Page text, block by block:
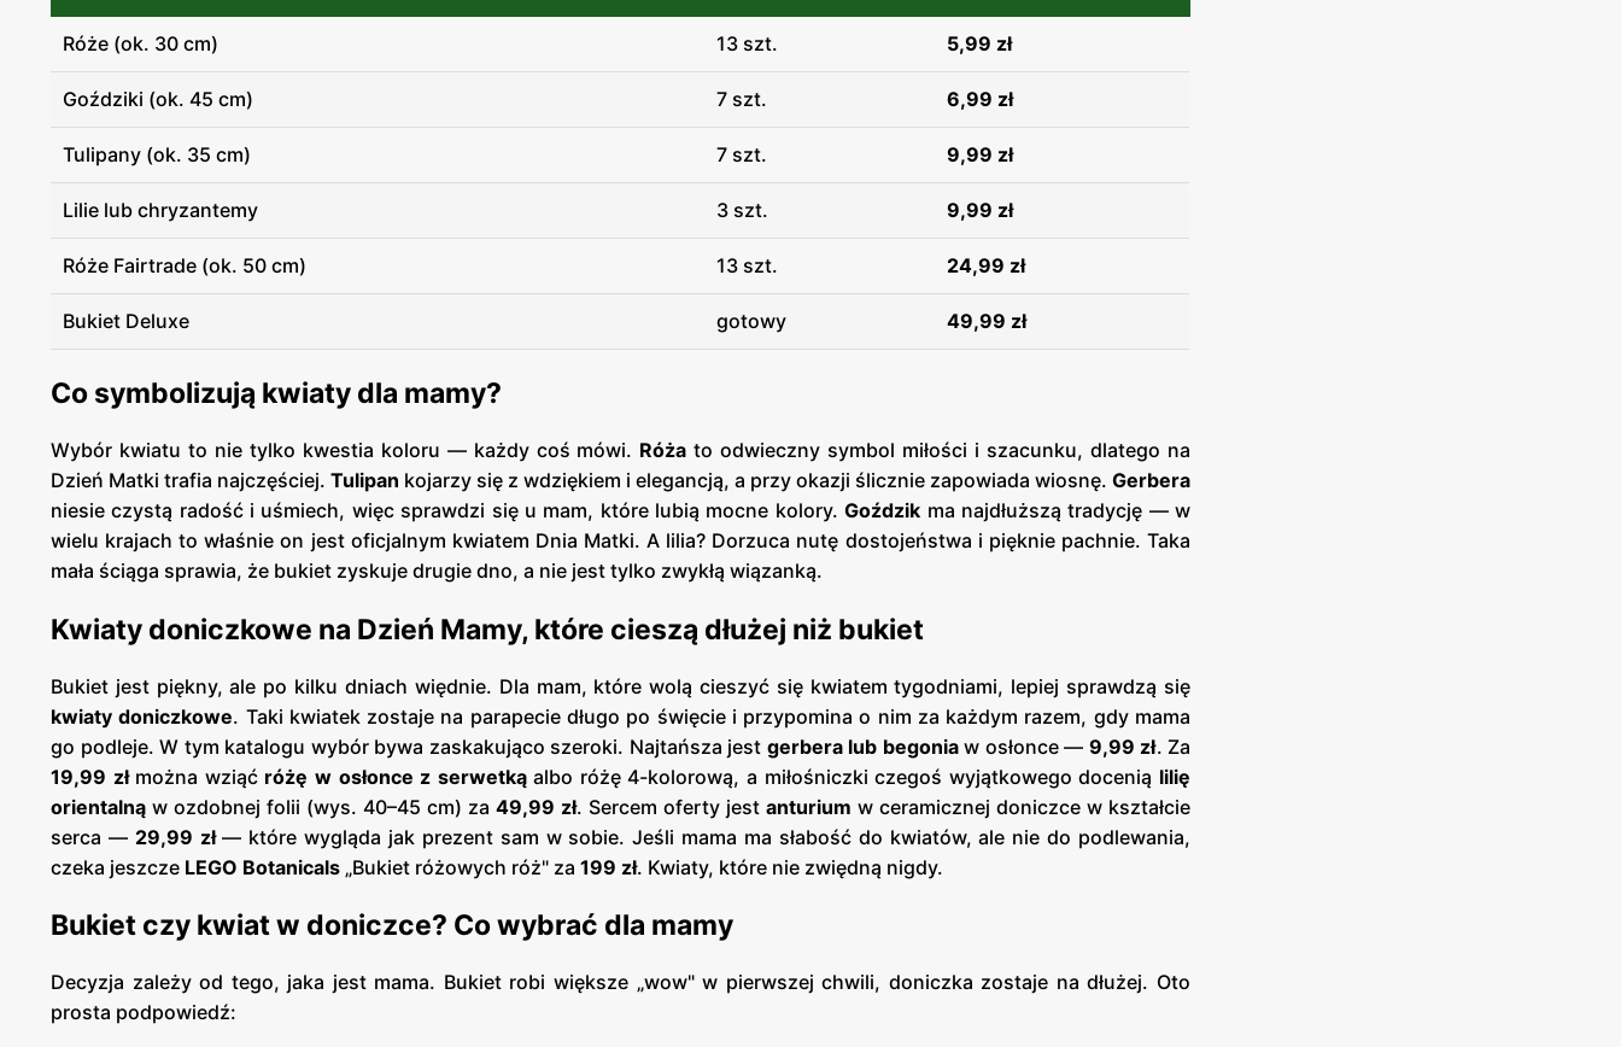
Róże (ok. 30 cm) 13 szt. 5,99 zł
Goździki (ok. 45 cm) 7 szt. 6,99 zł
Tulipany (ok. 35 cm) 7 szt. 9,99 zł
Lilie lub chryzantemy 3 szt. 9,99 zł
Róże Fairtrade (ok. 50 cm) 13 szt. 24,99 zł
Bukiet Deluxe gotowy 49,99 zł
Co symbolizują kwiaty dla mamy?
Wybór kwiatu to nie tylko kwestia koloru — każdy coś mówi. Róża to odwieczny symbol miłości i szacunku, dlatego na
Dzień Matki trafia najczęściej. Tulipan kojarzy się z wdziękiem i elegancją, a przy okazji ślicznie zapowiada wiosnę. Gerbera
niesie czystą radość i uśmiech, więc sprawdzi się u mam, które lubią mocne kolory.Goździk ma najdłuższą tradycję — w
wielu krajach to właśnie on jest oficjalnym kwiatem Dnia Matki. A lilia? Dorzuca nutę dostojeństwa i pięknie pachnie. Taka
mała ściąga sprawia, że bukiet zyskuje drugie dno, a nie jest tylko zwykłą wiązanką.
Kwiaty doniczkowe na Dzień Mamy, które cieszą dłużej niż bukiet
Bukiet jest piękny, ale po kilku dniach więdnie. Dla mam, które wolą cieszyć się kwiatem tygodniami, lepiej sprawdzą się
kwiaty doniczkowe. Taki kwiatek zostaje na parapecie długo po święcie i przypomina o nim za każdym razem, gdy mama
go podleje. W tym katalogu wybór bywa zaskakująco szeroki. Najtańsza jest gerbera lub begoniaw osłonce — 9,99 zł. Za
19,99 złmożna wziąć różę w osłonce z serwetkąalbo różę 4-kolorową, a miłośniczki czegoś wyjątkowego docenią lilię
orientalną w ozdobnej folii (wys. 40–45 cm) za 49,99 zł. Sercem oferty jest anturium w ceramicznej doniczce w kształcie
serca — 29,99 zł— które wygląda jak prezent sam w sobie. Jeśli mama ma słabość do kwiatów, ale nie do podlewania,
czeka jeszcze LEGO Botanicals „Bukiet różowych róż" za 199 zł. Kwiaty, które nie zwiędną nigdy.
Bukiet czy kwiat w doniczce? Co wybrać dla mamy
Decyzja zależy od tego, jaka jest mama. Bukiet robi większe „wow" w pierwszej chwili, doniczka zostaje na dłużej. Oto
prosta podpowiedź: